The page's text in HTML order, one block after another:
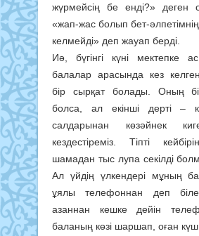
жүрмейсің бе енді?» деген
«жап-жас болып бет-әлпетімнің
келмейді» деп жауап берді.
Иә, бүгінгі күні мектепке
балалар арасында кез
бір сырқат болады. Оның
болса, ал екінші дерті –
салдарынан көзәйнек
кездестіреміз. Тіпті
шамадан тыс лупа секілді
Ал үйдің үлкендері мұның
ұялы телефоннан деп
азаннан кешке дейін
баланың көзі шаршап, оған күш